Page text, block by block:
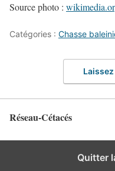
Source photo :
Catégories : Chasse
Réseau-Cétacés
Quitter